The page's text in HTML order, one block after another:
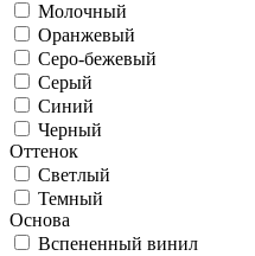
Молочный
Оранжевый
Серо-бежевый
Серый
Синий
Черный
Оттенок
Светлый
Темный
Основа
Вспененный винил